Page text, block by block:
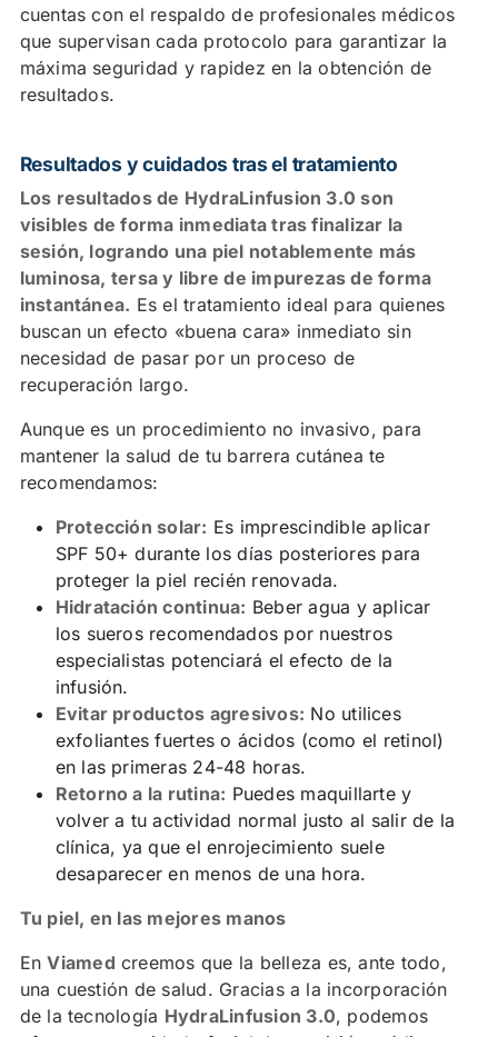
cuentas con el respaldo de profesionales médicos
que supervisan cada protocolo para garantizar la
máxima seguridad y rapidez en la obtención de
resultados.
Resultados y cuidados tras el tratamiento
Los resultados de HydraLinfusion 3.0 son
visibles de forma inmediata tras finalizar la
sesión, logrando una piel notablemente más
luminosa, tersa y libre de impurezas de forma
instantánea. Es el tratamiento ideal para quienes
buscan un efecto «buena cara» inmediato sin
necesidad de pasar por un proceso de
recuperación largo.
Aunque es un procedimiento no invasivo, para
mantener la salud de tu barrera cutánea te
recomendamos:
Protección solar: Es imprescindible aplicar
SPF 50+ durante los días posteriores para
proteger la piel recién renovada.
Hidratación continua: Beber agua y aplicar
los sueros recomendados por nuestros
especialistas potenciará el efecto de la
infusión.
Evitar productos agresivos: No utilices
exfoliantes fuertes o ácidos (como el retinol)
en las primeras 24-48 horas.
Retorno a la rutina: Puedes maquillarte y
volver a tu actividad normal justo al salir de la
clínica, ya que el enrojecimiento suele
desaparecer en menos de una hora.
Tu piel, en las mejores manos
EnViamed creemos que la belleza es, ante todo,
una cuestión de salud. Gracias a la incorporación
de la tecnología HydraLinfusion 3.0, podemos